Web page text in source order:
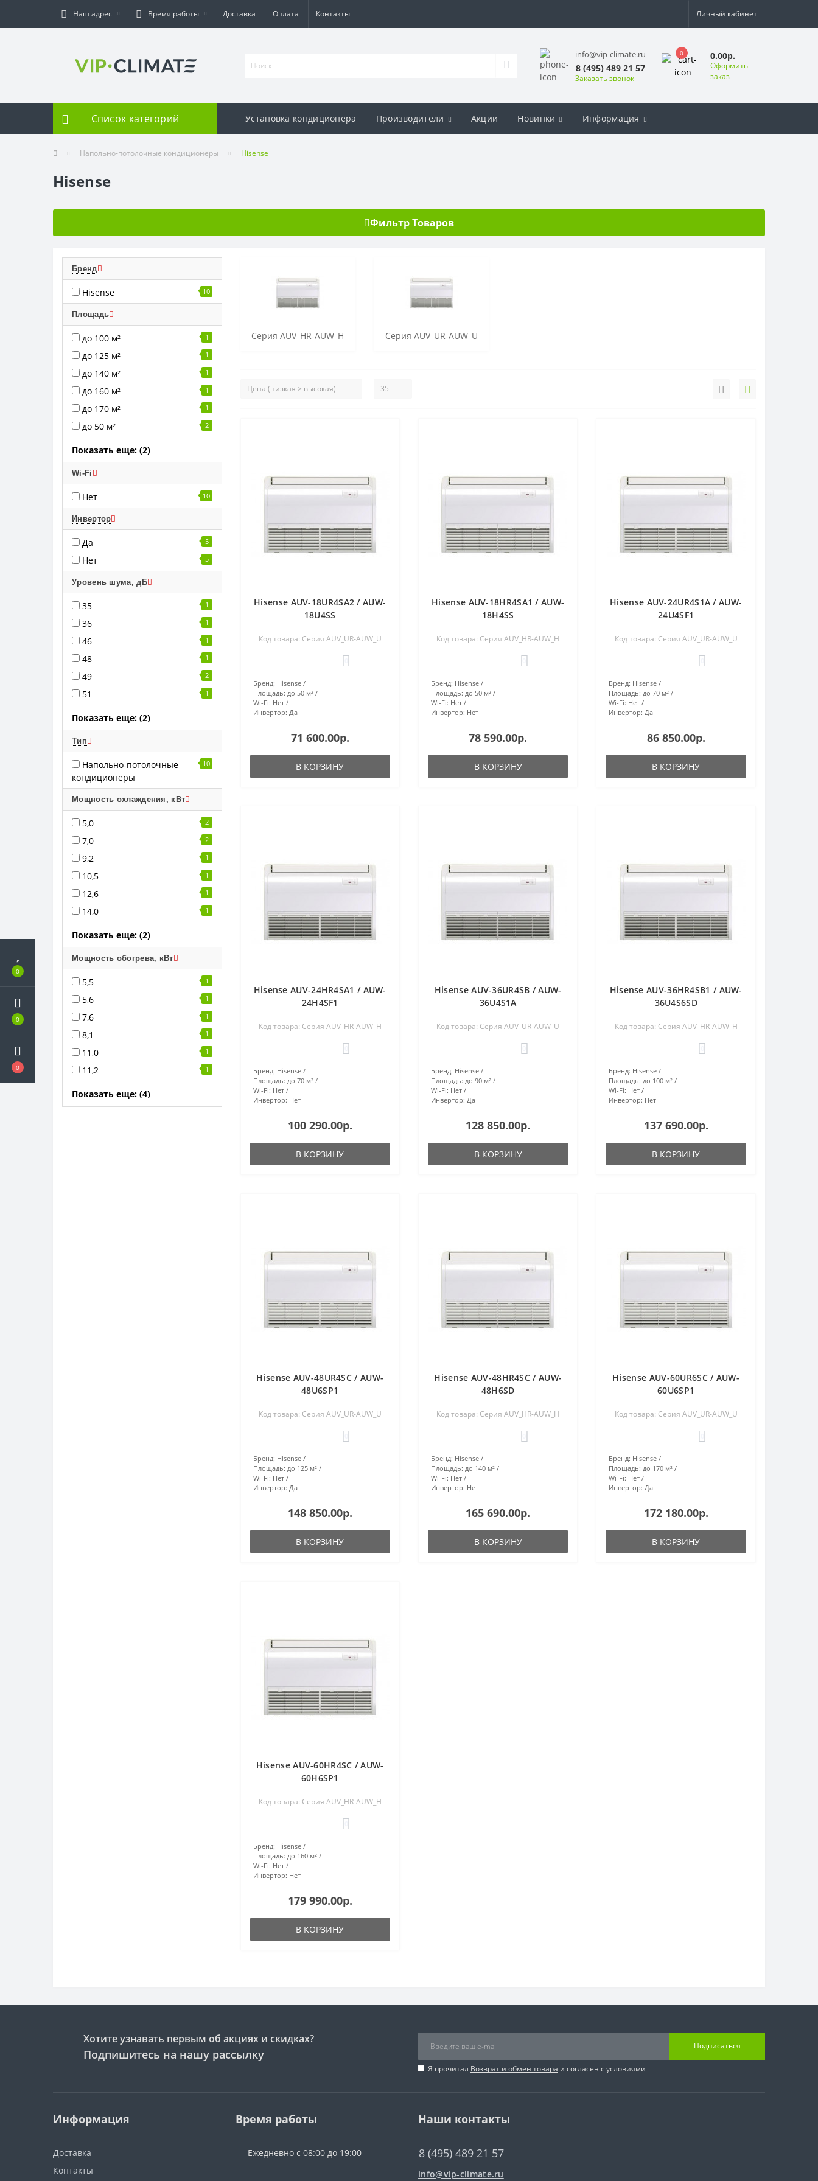
0
0
0
Наш адрес Время работы Доставка Оплата Контакты Личный кабинет
info@vip-climate.ru
8 (495) 489 21 57
Заказать звонок
0 0.00р.
Оформить
заказ
Список категорий Установка кондиционера Производители Акции Новинки Информация
Напольно-потолочные кондиционеры Hisense
Hisense
Фильтр Товаров
Бренд
Hisense 10
Площадь
до 100 м² 1
до 125 м² 1
до 140 м² 1
до 160 м² 1
до 170 м² 1
до 50 м² 2
Показать еще: (2)
Wi-Fi
Нет 10
Инвертор
Да 5
Нет 5
Уровень шума, дБ
35 1
36 1
46 1
48 1
49 2
51 1
Показать еще: (2)
Тип
Напольно-потолочные
кондиционеры
10
Мощность охлаждения, кВт
5,0 2
7,0 2
9,2 1
10,5 1
12,6 1
14,0 1
Показать еще: (2)
Мощность обогрева, кВт
5,5 1
5,6 1
7,6 1
8,1 1
11,0 1
11,2 1
Показать еще: (4)
Серия AUV_HR-AUW_H Серия AUV_UR-AUW_U
Hisense AUV-18UR4SA2 / AUW-
18U4SS
Код товара: Серия AUV_UR-AUW_U
Бренд: Hisense
Площадь: до 50 м²
Wi-Fi: Нет
Инвертор: Да
71 600.00р.
В КОРЗИНУ
Hisense AUV-18HR4SA1 / AUW-
18H4SS
Код товара: Серия AUV_HR-AUW_H
Бренд: Hisense
Площадь: до 50 м²
Wi-Fi: Нет
Инвертор: Нет
78 590.00р.
В КОРЗИНУ
Hisense AUV-24UR4S1A / AUW-
24U4SF1
Код товара: Серия AUV_UR-AUW_U
Бренд: Hisense
Площадь: до 70 м²
Wi-Fi: Нет
Инвертор: Да
86 850.00р.
В КОРЗИНУ
Hisense AUV-24HR4SA1 / AUW-
24H4SF1
Код товара: Серия AUV_HR-AUW_H
Бренд: Hisense
Площадь: до 70 м²
Wi-Fi: Нет
Инвертор: Нет
100 290.00р.
В КОРЗИНУ
Hisense AUV-36UR4SB / AUW-
36U4S1A
Код товара: Серия AUV_UR-AUW_U
Бренд: Hisense
Площадь: до 90 м²
Wi-Fi: Нет
Инвертор: Да
128 850.00р.
В КОРЗИНУ
Hisense AUV-36HR4SB1 / AUW-
36U4S6SD
Код товара: Серия AUV_HR-AUW_H
Бренд: Hisense
Площадь: до 100 м²
Wi-Fi: Нет
Инвертор: Нет
137 690.00р.
В КОРЗИНУ
Hisense AUV-48UR4SC / AUW-
48U6SP1
Код товара: Серия AUV_UR-AUW_U
Бренд: Hisense
Площадь: до 125 м²
Wi-Fi: Нет
Инвертор: Да
148 850.00р.
В КОРЗИНУ
Hisense AUV-48HR4SC / AUW-
48H6SD
Код товара: Серия AUV_HR-AUW_H
Бренд: Hisense
Площадь: до 140 м²
Wi-Fi: Нет
Инвертор: Нет
165 690.00р.
В КОРЗИНУ
Hisense AUV-60UR6SC / AUW-
60U6SP1
Код товара: Серия AUV_UR-AUW_U
Бренд: Hisense
Площадь: до 170 м²
Wi-Fi: Нет
Инвертор: Да
172 180.00р.
В КОРЗИНУ
Hisense AUV-60HR4SC / AUW-
60H6SP1
Код товара: Серия AUV_HR-AUW_H
Бренд: Hisense
Площадь: до 160 м²
Wi-Fi: Нет
Инвертор: Нет
179 990.00р.
В КОРЗИНУ
Хотите узнавать первым об акциях и скидках?
Подпишитесь на нашу рассылку
Подписаться
Я прочитал Возврат и обмен товара и согласен с условиями
Информация
Доставка
Контакты
Время работы
Ежедневно с 08:00 до 19:00
Наши контакты
8 (495) 489 21 57
info@vip-climate.ru